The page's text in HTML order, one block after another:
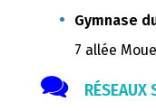
Gymnase
7 allée
RÉSEAUX